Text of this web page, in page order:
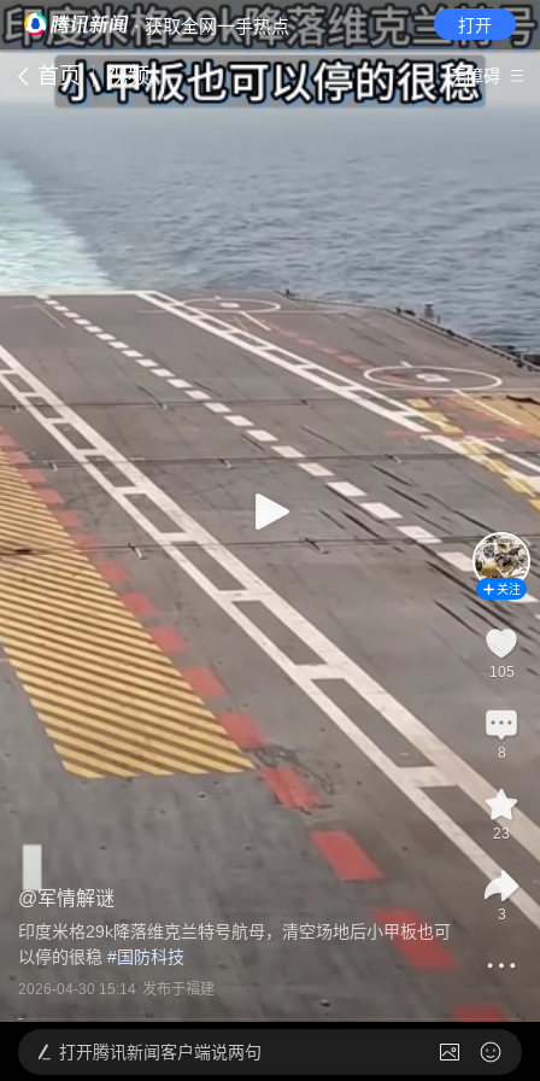
· 获取全网一手热点 打开
首页 视频 无障碍
@军情解谜
印度米格29k降落维克兰特号航母，清空场地后小甲板也可
以停的很稳 #国防科技
2026-04-30 15:14 发布于福建
关注
105
8
23
3
打开腾讯新闻客户端说两句